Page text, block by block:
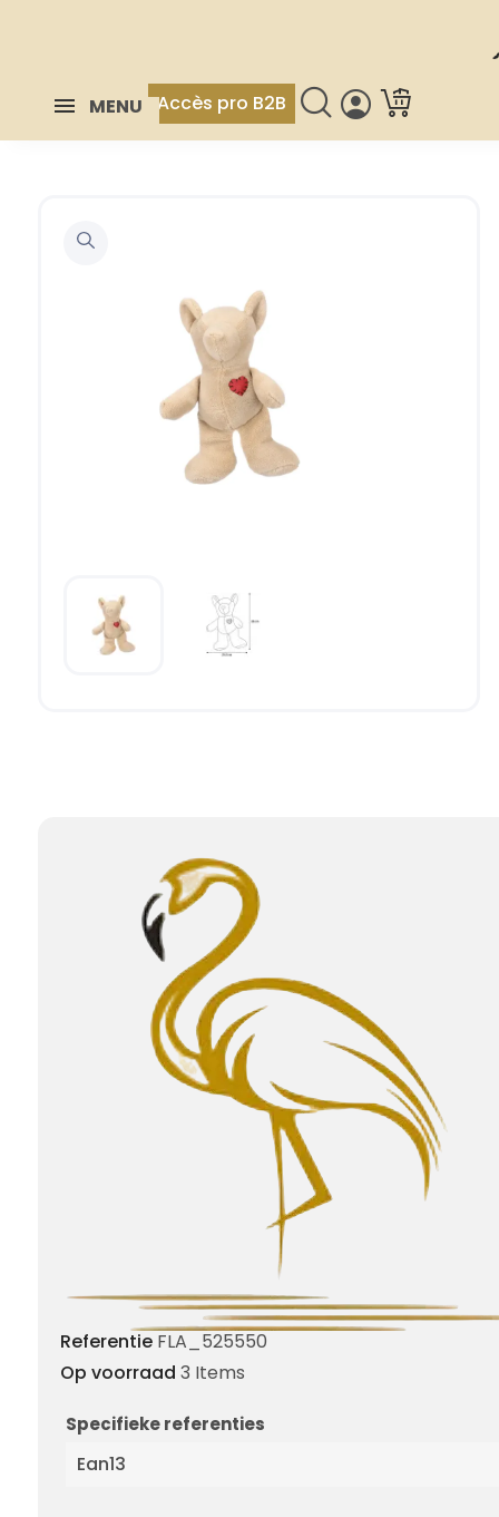
MENU Accès pro B2B
Referentie FLA_525550
Op voorraad 3 Items
Specifieke referenties
Ean13